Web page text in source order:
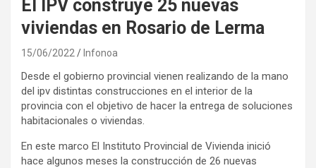
El IPV construye 25 nuevas
viviendas en Rosario de Lerma
15/06/2022 Infonoa
Desde el gobierno provincial vienen realizando de la mano
del ipv distintas construcciones en el interior de la
provincia con el objetivo de hacer la entrega de soluciones
habitacionales o viviendas.
En este marco El Instituto Provincial de Vivienda inició
hace algunos meses la construcción de 26 nuevas